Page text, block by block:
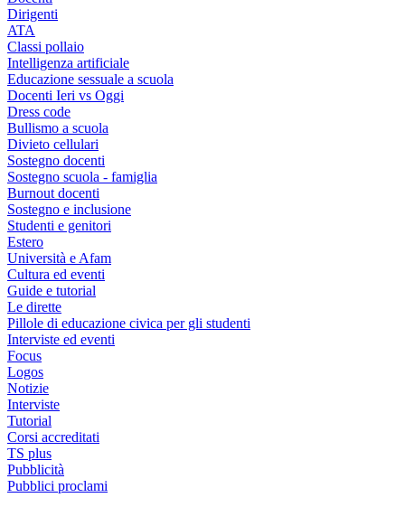
Dirigenti
ATA
Classi pollaio
Intelligenza artificiale
Educazione sessuale a scuola
Docenti Ieri vs Oggi
Dress code
Bullismo a scuola
Divieto cellulari
Sostegno docenti
Sostegno scuola - famiglia
Burnout docenti
Sostegno e inclusione
Studenti e genitori
Estero
Università e Afam
Cultura ed eventi
Guide e tutorial
Le dirette
Pillole di educazione civica per gli studenti
Interviste ed eventi
Focus
Logos
Notizie
Interviste
Tutorial
Corsi accreditati
TS plus
Pubblicità
Pubblici proclami